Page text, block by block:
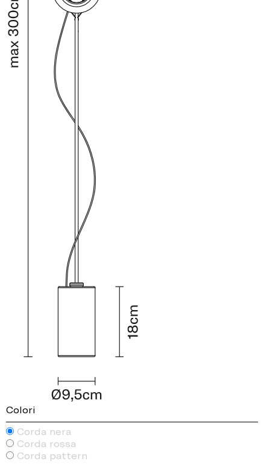
Colori
Corda nera
Corda rossa
Corda pattern